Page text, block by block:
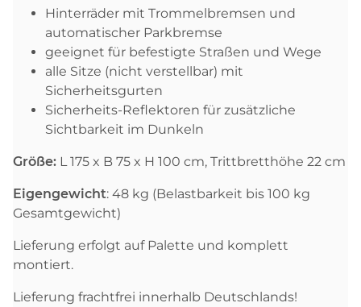
Hinterräder mit Trommelbremsen und
automatischer Parkbremse
geeignet für befestigte Straßen und Wege
alle Sitze (nicht verstellbar) mit
Sicherheitsgurten
Sicherheits-Reflektoren für zusätzliche
Sichtbarkeit im Dunkeln
Größe: L 175 x B 75 x H 100 cm, Trittbretthöhe 22 cm
Eigengewicht: 48 kg (Belastbarkeit bis 100 kg
Gesamtgewicht)
Lieferung erfolgt auf Palette und komplett
montiert.
Lieferung frachtfrei innerhalb Deutschlands!